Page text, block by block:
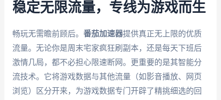
稳定无限流量，专线为游戏而生
畅玩无需瞻前顾后。 番茄加速器提供真正无上限的优质
流量。无论你是周末宅家疯狂刷副本，还是每天下班后
激情几局，都不必担心限速断网。更重要的是其智能分
流技术。它将游戏数据与其他流量（如影音播放、网页
浏览）区分开来，为游戏数据专门开辟了精挑细选的回